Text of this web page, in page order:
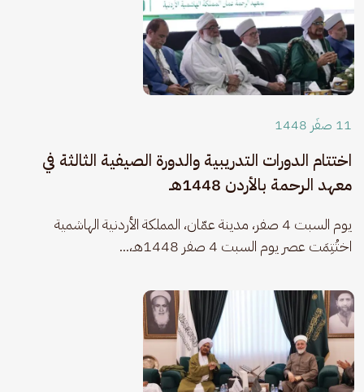
11 صفَر 1448
اختتام الدورات التدريبية والدورة الصيفية الثالثة في
معهد الرحمة بالأردن 1448هـ
يوم السبت 4 صفر، مدينة عمّان، المملكة الأردنية الهاشمية
اختُتِمَت عصر يوم السبت 4 صفر 1448هـ،...